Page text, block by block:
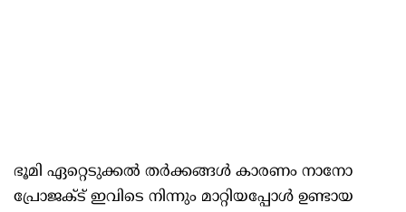
ഭൂമി ഏറ്റെടുക്കല്‍ തര്‍ക്കങ്ങള്‍ കാരണം നാനോ
പ്രോജക്ട് ഇവിടെ നിന്നും മാറ്റിയപ്പോള്‍ ഉണ്ടായ